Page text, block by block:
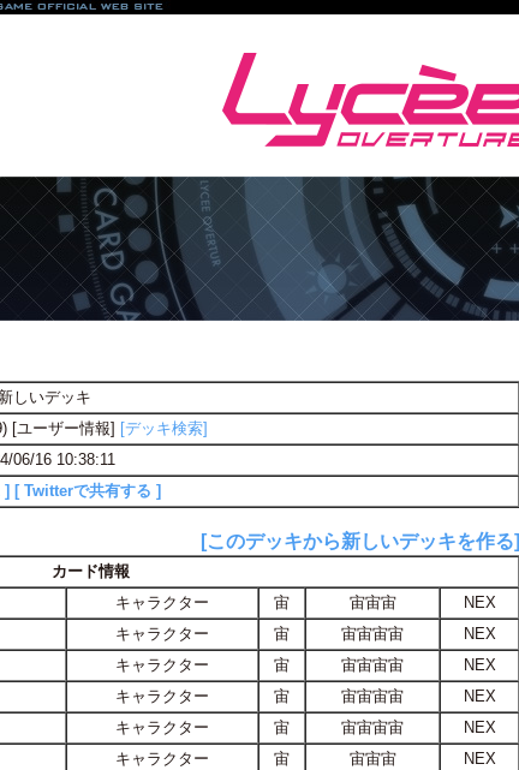
新しいデッキ
[ユーザー情報] [デッキ検索]
06/16 10:38:11
] [ Twitterで共有する ]
[このデッキから新しいデッキを作る]
カード情報
キャラクター 宙 宙宙宙
NEX
キャラクター 宙 宙宙宙宙
NEX
キャラクター 宙 宙宙宙宙
NEX
キャラクター 宙 宙宙宙宙
NEX
キャラクター 宙 宙宙宙宙
NEX
キャラクター 宙 宙宙宙
NEX